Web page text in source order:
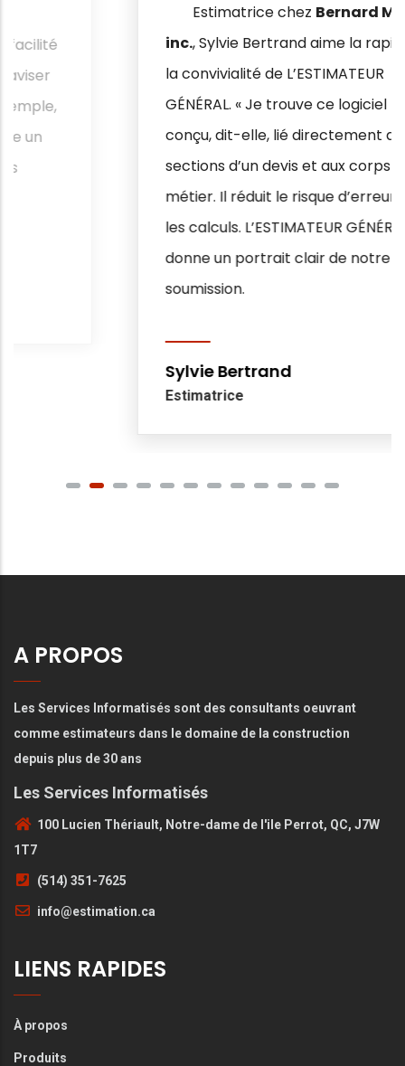
Estimatrice chezBernard Malo
, Sylvie Bertrand aime la rapidité et
la convivialité de L’ESTIMATEUR
GÉNÉRAL. « Je trouve ce logiciel bien
conçu, dit-elle, lié directement aux
sections d’un devis et aux corps de
métier. Il réduit le risque d’erreurs dans
les calculs. L’ESTIMATEUR GÉNÉRAL nous
donne un portrait clair de notre
Sylvie Bertrand
A PROPOS
Les Services Informatisés sont des consultants oeuvrant
comme estimateurs dans le domaine de la construction
depuis plus de 30 ans
Les Services Informatisés
100 Lucien Thériault, Notre-dame de l'ile Perrot, QC, J7W
1T7
(514) 351-7625
info@estimation.ca
LIENS RAPIDES
À propos
Produits